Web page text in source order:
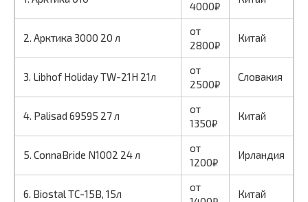
4000₽
2. Арктика 3000 20 л
от
2800₽
Китай
3. Libhof Holiday TW-21H 21л
от
2500₽
Словакия
4. Palisad 69595 27 л
от
1350₽
Китай
5. ConnaBride N1002 24 л
от
1200₽
Ирландия
6. Biostal TC-15B, 15л
от
Китай